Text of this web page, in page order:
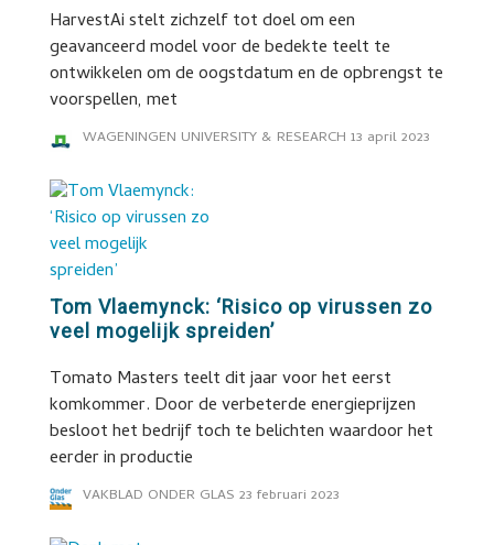
HarvestAi stelt zichzelf tot doel om een
geavanceerd model voor de bedekte teelt te
ontwikkelen om de oogstdatum en de opbrengst te
voorspellen, met
WAGENINGEN UNIVERSITY & RESEARCH 13 april 2023
Tom Vlaemynck: ‘Risico op virussen zo
veel mogelijk spreiden’
Tomato Masters teelt dit jaar voor het eerst
komkommer. Door de verbeterde energieprijzen
besloot het bedrijf toch te belichten waardoor het
eerder in productie
VAKBLAD ONDER GLAS 23 februari 2023